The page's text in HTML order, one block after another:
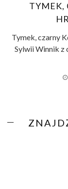
TYMEK,
Tymek, czarny
Sylwii Winnik z